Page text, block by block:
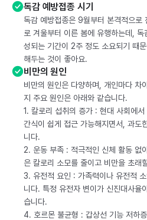
독감 예방접종 시기
독감 예방접종은 9월부터 본격적으로
로 겨울부터 이른 봄에 유행하는데,
성되는 기간이 2주 정도 소요되기 때
해두는 것이 좋아요.
비만의 원인
비만의 원인은 다양하며, 개인마다 차
지 주요 원인은 아래와 같습니다.
1. 칼로리 섭취의 증가 : 현대 사회에
간식이 쉽게 접근 가능해지면서, 과도
니다.
2. 운동 부족 : 적극적인 신체 활동 없
은 칼로리 소모를 줄이고 비만을 초래
3. 유전적 요인 : 가족력이나 유전적
니다. 특정 유전자 변이가 신진대사율
습니다.
4. 호르몬 불균형 : 갑상선 기능 저하